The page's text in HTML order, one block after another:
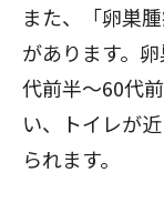
また、「卵巣
があります。
代前半〜60代
い、トイレが
られます。